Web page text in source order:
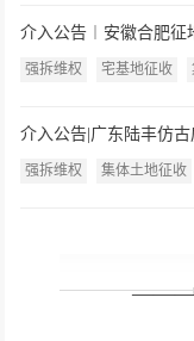
介入公告︱安徽合肥征
纷
强拆维权 宅基地征收
介入公告|广东陆丰仿
强拆维权 集体土地征收
———